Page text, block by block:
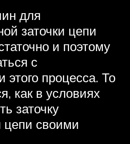
для
заточки цепи
и поэтому
с
этого процесса. То
как в условиях
заточку
цепи своими